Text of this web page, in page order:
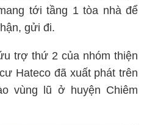
tới tầng 1 tòa nhà để
gửi đi.
trợ thứ 2 của nhóm thiện
Hateco đã xuất phát trên
vùng lũ ở huyện Chiêm